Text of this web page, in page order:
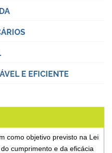
E EFICIENTE
como objetivo previsto na Lei
cumprimento e da eficácia